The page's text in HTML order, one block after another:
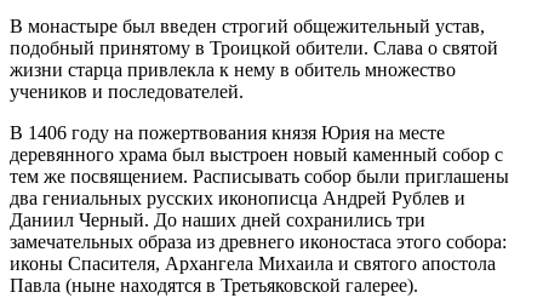
В монастыре был введен строгий общежительный устав,
подобный принятому в Троицкой обители. Слава о святой
жизни старца привлекла к нему в обитель множество
учеников и последователей.
В 1406 году на пожертвования князя Юрия на месте
деревянного храма был выстроен новый каменный собор с
тем же посвящением. Расписывать собор были приглашены
два гениальных русских иконописца Андрей Рублев и
Даниил Черный. До наших дней сохранились три
замечательных образа из древнего иконостаса этого собора:
иконы Спасителя, Архангела Михаила и святого апостола
Павла (ныне находятся в Третьяковской галерее).